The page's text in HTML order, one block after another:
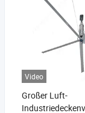
Video
Großer Luft-